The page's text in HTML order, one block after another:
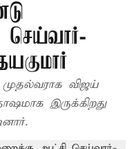
செய்வார்-
முதல்வராக விஜய்
இருக்கிறது